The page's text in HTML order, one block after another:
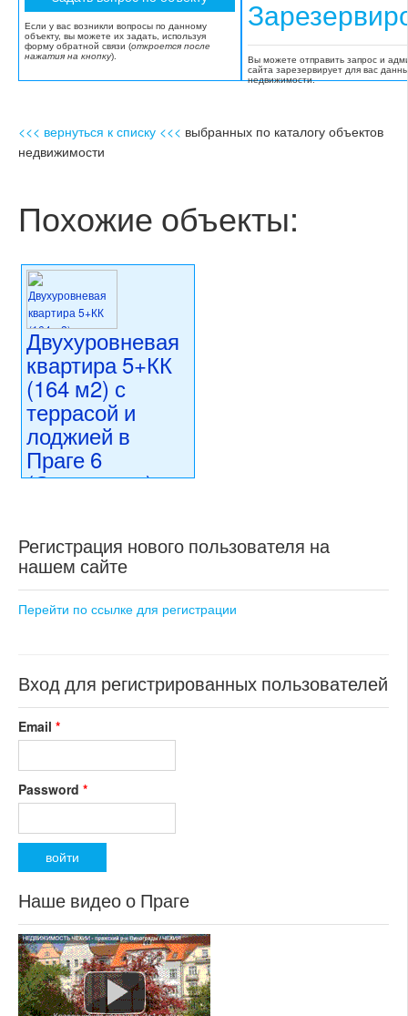
Если у вас возникли вопросы по данному
объекту, вы можете их задать, используя
форму обратной связи (откроется после
нажатия на кнопку).
Вы можете отправить запрос и
сайта зарезервирует для вас
недвижимости.
<<< вернуться к списку <<< выбранных по каталогу объектов
недвижимости
Похожие объекты:
Двухуровневая
квартира 5+КК
(164 м2) с
террасой и
лоджией в
Праге 6
(Оржеховка) на
39 950 000 CZK
регион:Прага 6
раздел: квартиры
состояние: новостройка
Регистрация нового пользователя на
нашем сайте
Перейти по ссылке для регистрации
Вход для регистрированных пользователей
Email *
Password *
Наше видео о Праге